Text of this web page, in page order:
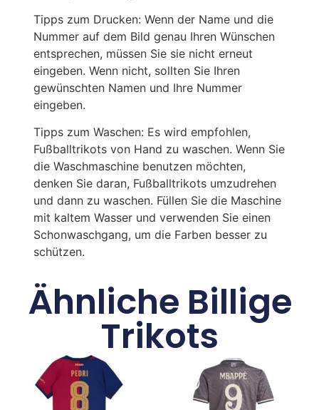
Tipps zum Drucken: Wenn der Name und die
Nummer auf dem Bild genau Ihren Wünschen
entsprechen, müssen Sie sie nicht erneut
eingeben. Wenn nicht, sollten Sie Ihren
gewünschten Namen und Ihre Nummer
eingeben.
Tipps zum Waschen: Es wird empfohlen,
Fußballtrikots von Hand zu waschen. Wenn Sie
die Waschmaschine benutzen möchten,
denken Sie daran, Fußballtrikots umzudrehen
und dann zu waschen. Füllen Sie die Maschine
mit kaltem Wasser und verwenden Sie einen
Schonwaschgang, um die Farben besser zu
schützen.
Ähnliche Billige
Trikots